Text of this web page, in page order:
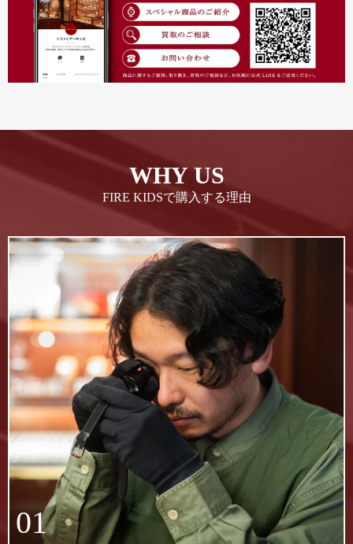
WHY US
FIRE KIDSで購入する理由
01